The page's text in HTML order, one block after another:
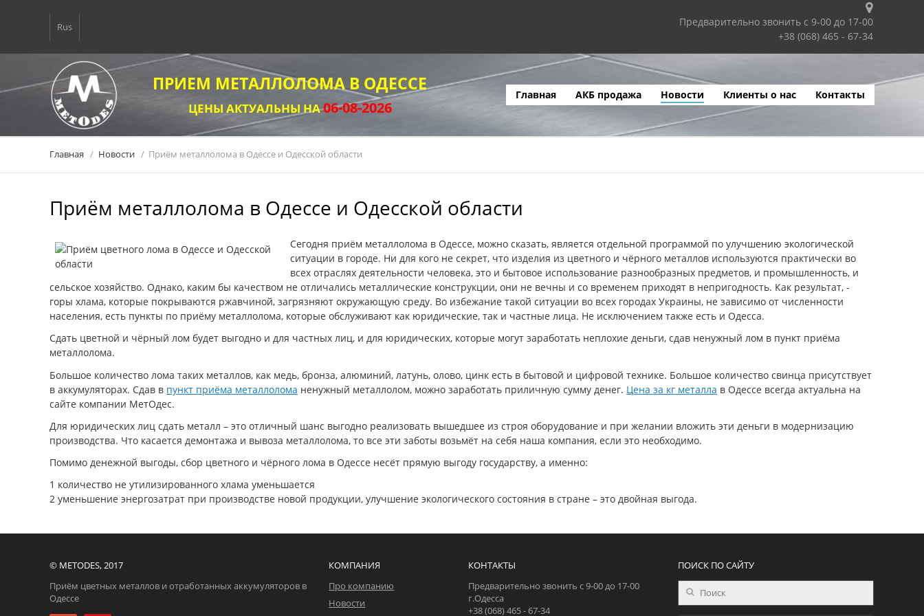
Rus
Предварительно звонить с 9-00 до 17-00
+38 (068) 465 - 67-34
ПРИЕМ МЕТАЛЛОЛОМА В ОДЕССЕ
ЦЕНЫ АКТУАЛЬНЫ НА06-08-2026
Главная АКБ продажа Новости Клиенты о нас Контакты
Главная Новости Приём металлолома в Одессе и Одесской области
Приём металлолома в Одессе и Одесской области
Сегодня приём металлолома в Одессе, можно сказать, является отдельной программой по улучшению экологической
ситуации в городе. Ни для кого не секрет, что изделия из цветного и чёрного металлов используются практически во
всех отраслях деятельности человека, это и бытовое использование разнообразных предметов, и промышленность, и
сельское хозяйство. Однако, каким бы качеством не отличались металлические конструкции, они не вечны и со временем приходят в непригодность. Как результат, -
горы хлама, которые покрываются ржавчиной, загрязняют окружающую среду. Во избежание такой ситуации во всех городах Украины, не зависимо от численности
населения, есть пункты по приёму металлолома, которые обслуживают как юридические, так и частные лица. Не исключением также есть и Одесса.
Сдать цветной и чёрный лом будет выгодно и для частных лиц, и для юридических, которые могут заработать неплохие деньги, сдав ненужный лом в пункт приёма
металлолома.
Большое количество лома таких металлов, как медь, бронза, алюминий, латунь, олово, цинк есть в бытовой и цифровой технике. Большое количество свинца присутствует
в аккумуляторах. Сдав в пункт приёма металлолома ненужный металлолом, можно заработать приличную сумму денег. Цена за кг металла в Одессе всегда актуальна на
сайте компании МетОдес.
Для юридических лиц сдать металл – это отличный шанс выгодно реализовать вышедшее из строя оборудование и при желании вложить эти деньги в модернизацию
производства. Что касается демонтажа и вывоза металлолома, то все эти заботы возьмёт на себя наша компания, если это необходимо.
Помимо денежной выгоды, сбор цветного и чёрного лома в Одессе несёт прямую выгоду государству, а именно:
количество не утилизированного хлама уменьшается
уменьшение энергозатрат при производстве новой продукции, улучшение экологического состояния в стране – это двойная выгода.
© МЕTODES, 2017
Приём цветных металлов и отработанных аккумуляторов в
Одессе
КОМПАНИЯ
Про компанию
Новости
КОНТАКТЫ
Предварительно звонить с 9-00 до 17-00
г.Одесса
+38 (068) 465 - 67-34
ПОИСК ПО САЙТУ